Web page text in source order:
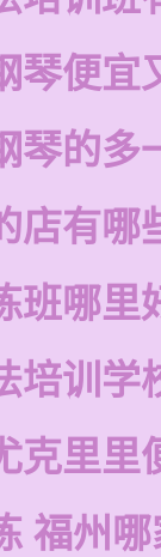
琴便宜
琴的多
店有哪
班哪里
培训学
克里里
福州